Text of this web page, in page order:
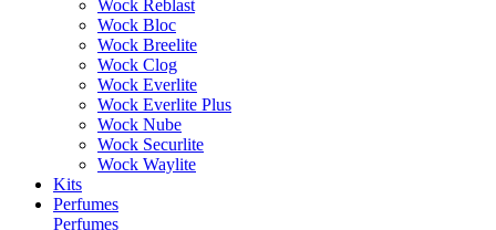
Wock Reblast
Wock Bloc
Wock Breelite
Wock Clog
Wock Everlite
Wock Everlite Plus
Wock Nube
Wock Securlite
Wock Waylite
Kits
Perfumes
Perfumes